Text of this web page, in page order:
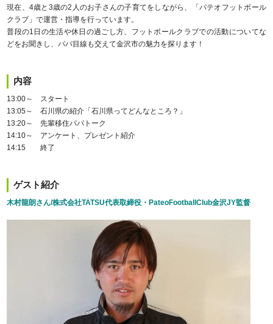
現在、4歳と3歳の2人のお子さんの子育てをしながら、「パテオフットボール
クラブ」で運営・指導を行っています。
普段の1日の生活や休日の過ごし方、フットボールクラブでの活動についてな
どをお聞きし、パパ目線も交えて金沢市の魅力を探ります！
内容
13:00～ スタート
13:05～ 石川県の紹介「石川県ってどんなところ？」
13:20～ 先輩移住パパトーク
14:10～ アンケート、プレゼント紹介
14:15 終了
ゲスト紹介
木村龍朗さん/株式会社TATSU代表取締役・PateoFootballClub金沢JY監督